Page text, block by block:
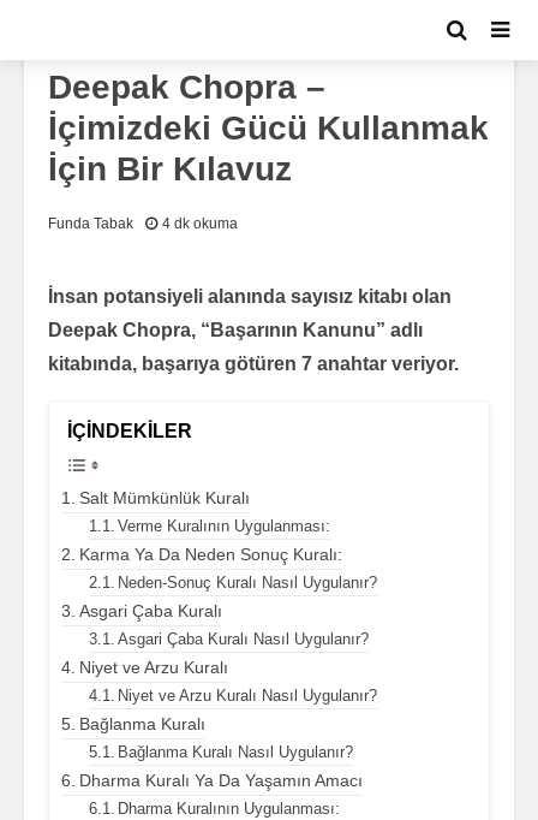
Deepak Chopra –
İçimizdeki Gücü Kullanmak
İçin Bir Kılavuz
Funda Tabak 4 dk okuma
İnsan potansiyeli alanında sayısız kitabı olan
Deepak Chopra, “Başarının Kanunu” adlı
kitabında, başarıya götüren 7 anahtar veriyor.
İÇINDEKILER
Salt Mümkünlük Kuralı
Verme Kuralının Uygulanması:
Karma Ya Da Neden Sonuç Kuralı:
Neden-Sonuç Kuralı Nasıl Uygulanır?
Asgari Çaba Kuralı
Asgari Çaba Kuralı Nasıl Uygulanır?
Niyet ve Arzu Kuralı
Niyet ve Arzu Kuralı Nasıl Uygulanır?
Bağlanma Kuralı
Bağlanma Kuralı Nasıl Uygulanır?
Dharma Kuralı Ya Da Yaşamın Amacı
Dharma Kuralının Uygulanması: